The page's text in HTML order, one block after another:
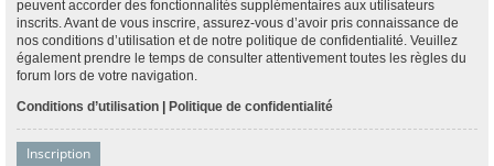
peuvent accorder des fonctionnalités supplémentaires aux utilisateurs
inscrits. Avant de vous inscrire, assurez-vous d’avoir pris connaissance de
nos conditions d’utilisation et de notre politique de confidentialité. Veuillez
également prendre le temps de consulter attentivement toutes les règles du
forum lors de votre navigation.
Conditions d’utilisation | Politique de confidentialité
Inscription